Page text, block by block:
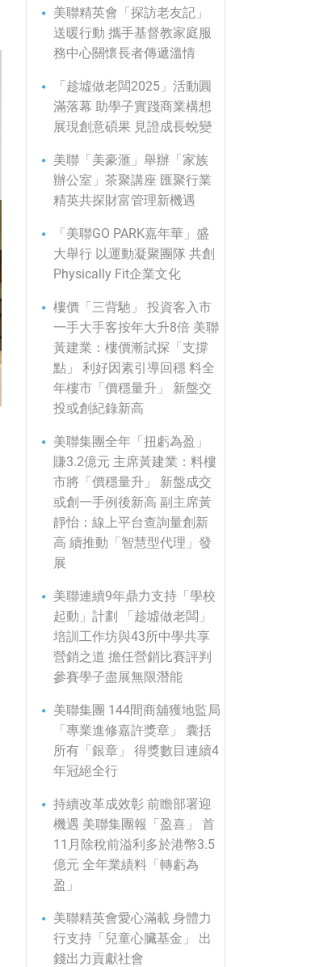
美聯精英會「探訪老友記」
送暖行動 攜手基督教家庭服
務中心關懷長者傳遞溫情
「趁墟做老闆2025」活動圓
滿落幕 助學子實踐商業構想
展現創意碩果 見證成長蛻變
美聯「美豪滙」舉辦「家族
辦公室」茶聚講座 匯聚行業
精英共探財富管理新機遇
「美聯GO PARK嘉年華」盛
大舉行 以運動凝聚團隊 共創
Physically Fit企業文化
樓價「三背馳」 投資客入市
一手大手客按年大升8倍 美聯
黃建業：樓價漸試探「支撐
點」 利好因素引導回穩 料全
年樓市「價穩量升」 新盤交
投或創紀錄新高
美聯集團全年「扭虧為盈」
賺3.2億元 主席黃建業：料樓
市將「價穩量升」 新盤成交
或創一手例後新高 副主席黃
靜怡：線上平台查詢量創新
高 續推動「智慧型代理」發
展
美聯連續9年鼎力支持「學校
起動」計劃 「趁墟做老闆」
培訓工作坊與43所中學共享
營銷之道 擔任營銷比賽評判
參賽學子盡展無限潛能
美聯集團 144間商舖獲地監局
「專業進修嘉許獎章」 囊括
所有「銀章」 得獎數目連續4
年冠絕全行
持續改革成效彰 前瞻部署迎
機遇 美聯集團報「盈喜」 首
11月除稅前溢利多於港幣3.5
億元 全年業績料「轉虧為
盈」
美聯精英會愛心滿載 身體力
行支持「兒童心臟基金」 出
錢出力貢獻社會